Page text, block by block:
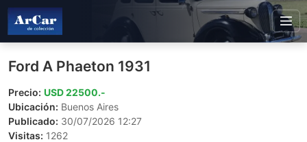
Ford A Phaeton 1931
Precio: USD 22500.-
Ubicación: Buenos Aires
Publicado: 30/07/2026 12:27
Visitas: 1262